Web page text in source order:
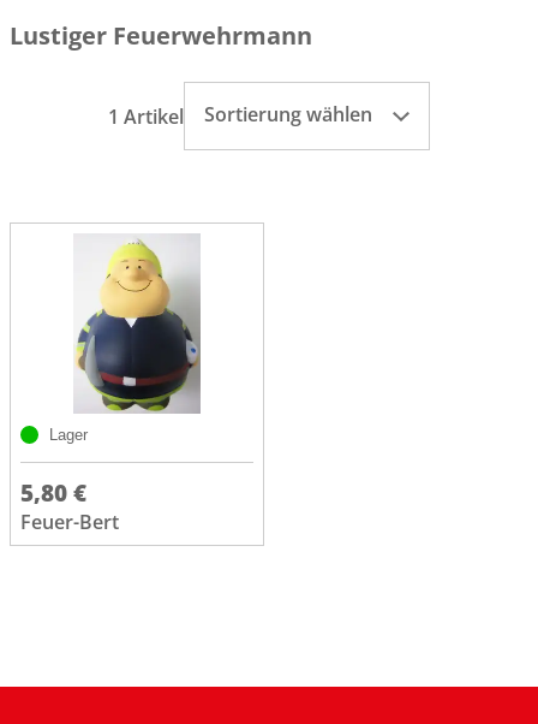
Lustiger Feuerwehrmann
1 Artikel Sortierung wählen
Lager
5,80 €
Feuer-Bert